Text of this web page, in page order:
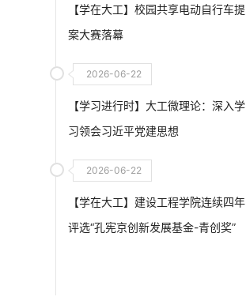
【学在大工】校园共享电动自行车提
案大赛落幕
2026-06-22
【学习进行时】大工微理论：深入学
习领会习近平党建思想
2026-06-22
【学在大工】建设工程学院连续四年
评选“孔宪京创新发展基金-青创奖”